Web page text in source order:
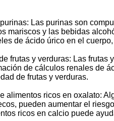
Las purinas son
mariscos y las bebidas
de ácido úrico en el
frutas y verduras: Las
de cálculos renales de
de frutas y verduras.
alimentos ricos en oxalato:
pueden aumentar el
ricos en calcio puede